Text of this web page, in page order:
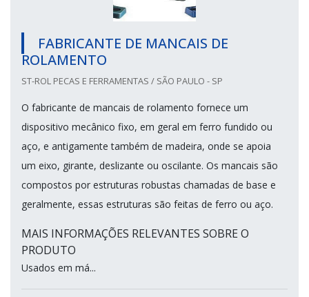
FABRICANTE DE MANCAIS DE
ROLAMENTO
ST-ROL PECAS E FERRAMENTAS / SÃO PAULO - SP
O fabricante de mancais de rolamento fornece um
dispositivo mecânico fixo, em geral em ferro fundido ou
aço, e antigamente também de madeira, onde se apoia
um eixo, girante, deslizante ou oscilante. Os mancais são
compostos por estruturas robustas chamadas de base e
geralmente, essas estruturas são feitas de ferro ou aço.
MAIS INFORMAÇÕES RELEVANTES SOBRE O
PRODUTO
Usados em má...